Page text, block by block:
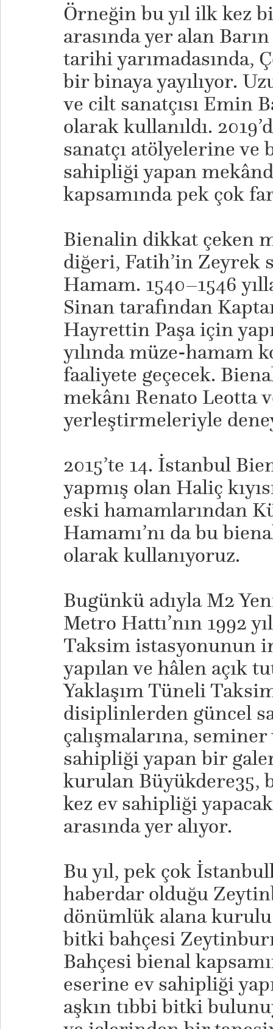
Örneğin bu yıl ilk kez
arasında yer alan
tarihi yarımadasında,
bir binaya yayılıyor.
ve cilt sanatçısı Emin
olarak kullanıldı.
sanatçı atölyelerine ve
sahipliği yapan
kapsamında pek çok
Bienalin dikkat çeken
diğeri, Fatih’in
Hamam. 1540–1546
Sinan tarafından
Hayrettin Paşa için
yılında müze-hamam
faaliyete geçecek.
mekânı Renato Leotta
yerleştirmeleriyle
2015’te 14. İstanbul
yapmış olan Haliç
eski hamamlarından
Hamamı’nı da bu
olarak kullanıyoruz.
Bugünkü adıyla M2
Metro Hattı’nın 1992
Taksim istasyonunun
yapılan ve hâlen açık
Yaklaşım Tüneli
disiplinlerden güncel
çalışmalarına,
sahipliği yapan bir
kurulan Büyükdere35,
kez ev sahipliği
arasında yer alıyor.
Bu yıl, pek çok
haberdar olduğu
dönümlük alana
bitki bahçesi
Bahçesi bienal
eserine ev sahipliği
aşkın tıbbi bitki